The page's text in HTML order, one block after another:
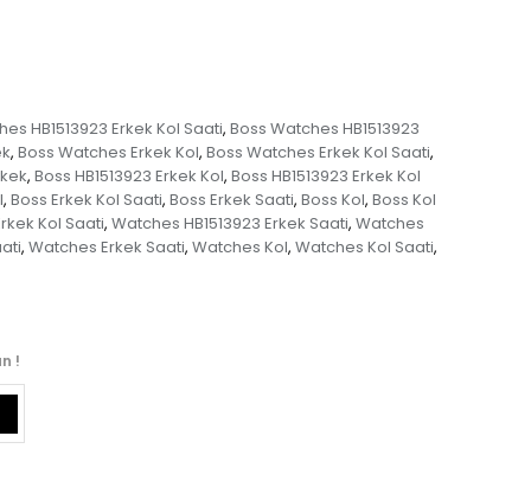
HB1513923 Erkek Kol Saati, Boss Watches HB1513923
, Boss Watches Erkek Kol, Boss Watches Erkek Kol Saati,
, Boss HB1513923 Erkek Kol, Boss HB1513923 Erkek Kol
, Boss Erkek Kol Saati, Boss Erkek Saati, Boss Kol, Boss Kol
Kol Saati, Watches HB1513923 Erkek Saati, Watches
, Watches Erkek Saati, Watches Kol, Watches Kol Saati,
!